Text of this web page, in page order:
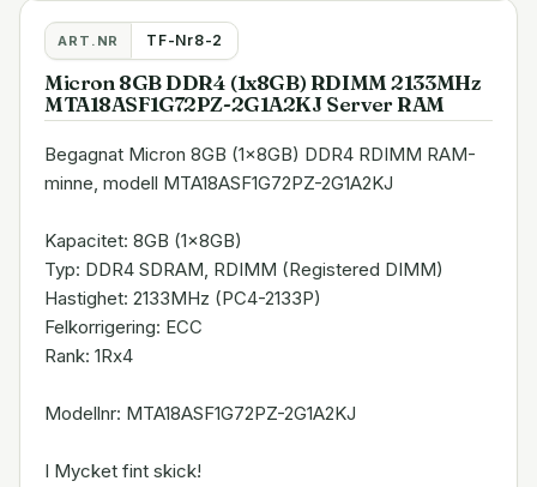
ART.NR TF-Nr8-2
Micron 8GB DDR4 (1x8GB) RDIMM 2133MHz
MTA18ASF1G72PZ-2G1A2KJ Server RAM
Begagnat Micron 8GB (1x8GB) DDR4 RDIMM RAM-
minne, modell MTA18ASF1G72PZ-2G1A2KJ
Kapacitet: 8GB (1x8GB)
Typ: DDR4 SDRAM, RDIMM (Registered DIMM)
Hastighet: 2133MHz (PC4-2133P)
Felkorrigering: ECC
Rank: 1Rx4
Modellnr: MTA18ASF1G72PZ-2G1A2KJ
I Mycket fint skick!